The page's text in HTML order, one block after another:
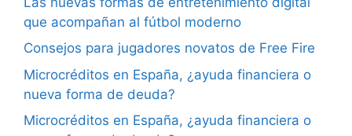
que acompañan al fútbol moderno
Consejos para jugadores novatos de Free Fire
Microcréditos en España, ¿ayuda financiera o
nueva forma de deuda?
Microcréditos en España, ¿ayuda financiera o